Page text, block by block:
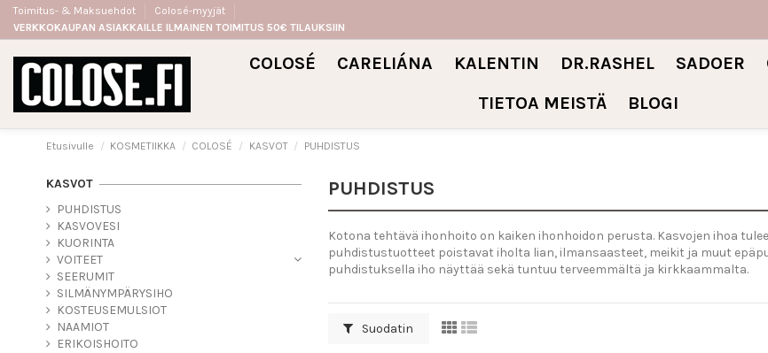
Toimitus- & Maksuehdot
Colosé-myyjät
VERKKOKAUPAN ASIAKKAILLE ILMAINEN TOIMITUS 50€ TILAUKSIIN
COLOSÉ CARELIÁNA KALENTIN DR.RASHEL SADOER
TIETOA MEISTÄ
BLOGI
Etusivulle KOSMETIIKKA COLOSÉ KASVOT PUHDISTUS
PUHDISTUS
Kotona tehtävä ihonhoito on kaiken ihonhoidon perusta. Kasvojen ihoa
puhdistustuotteet poistavat iholta lian, ilmansaasteet, meikit ja muut
puhdistuksella iho näyttää sekä tuntuu terveemmältä ja kirkkaammalta.
Suodatin
KASVOT
PUHDISTUS
KASVOVESI
KUORINTA
VOITEET
SEERUMIT
SILMÄNYMPÄRYSIHO
KOSTEUSEMULSIOT
NAAMIOT
ERIKOISHOITO